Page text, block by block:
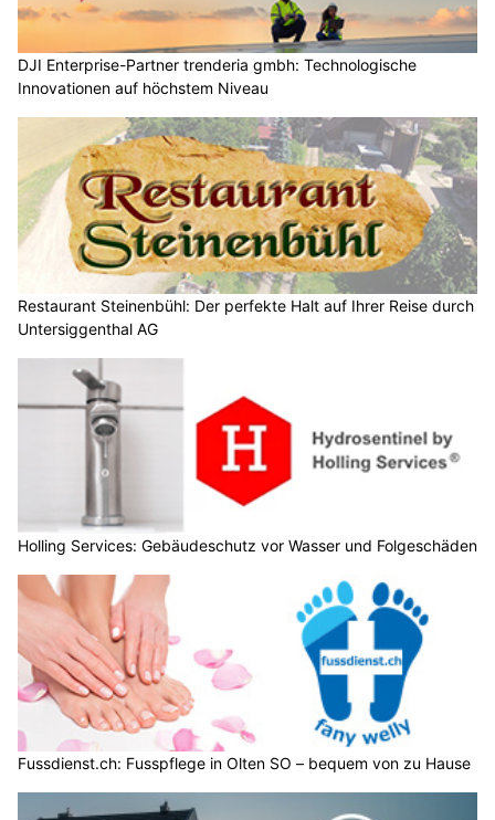
DJI Enterprise-Partner trenderia gmbh: Technologische
Innovationen auf höchstem Niveau
Restaurant Steinenbühl: Der perfekte Halt auf Ihrer Reise durch
Untersiggenthal AG
Holling Services: Gebäudeschutz vor Wasser und Folgeschäden
Fussdienst.ch: Fusspflege in Olten SO – bequem von zu Hause